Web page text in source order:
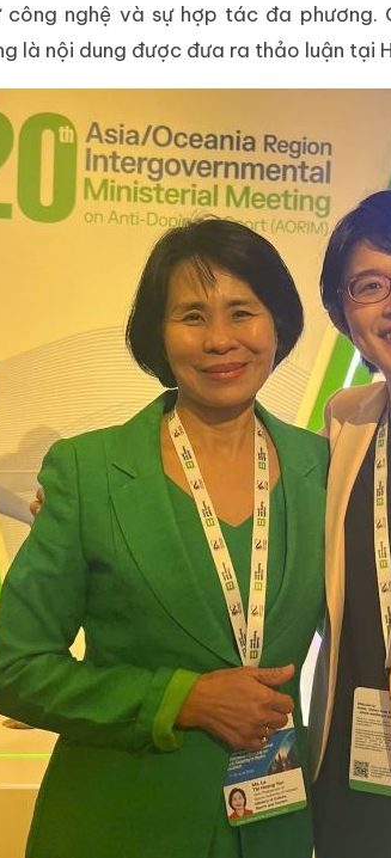
công nghệ và sự hợp tác đa
là nội dung được đưa ra thảo luận tại